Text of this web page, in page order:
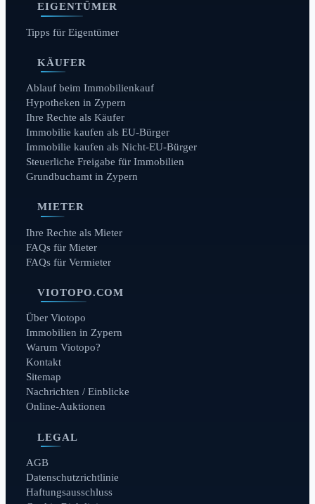
EIGENTÜMER
Tipps für Eigentümer
KÄUFER
Ablauf beim Immobilienkauf
Hypotheken in Zypern
Ihre Rechte als Käufer
Immobilie kaufen als EU-Bürger
Immobilie kaufen als Nicht-EU-Bürger
Steuerliche Freigabe für Immobilien
Grundbuchamt in Zypern
MIETER
Ihre Rechte als Mieter
FAQs für Mieter
FAQs für Vermieter
VIOTOPO.COM
Über Viotopo
Immobilien in Zypern
Warum Viotopo?
Kontakt
Sitemap
Nachrichten / Einblicke
Online-Auktionen
LEGAL
AGB
Datenschutzrichtlinie
Haftungsausschluss